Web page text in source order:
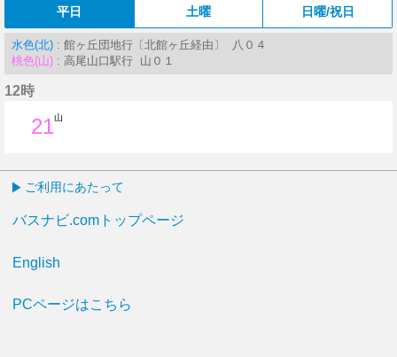
平日 土曜 日曜/祝日
水色(北) : 館ヶ丘団地行〔北館ヶ丘経由〕 八０４
桃色(山) : 高尾山口駅行 山０１
12時
21山
ご利用にあたって
バスナビ.comトップページ
English
PCページはこちら